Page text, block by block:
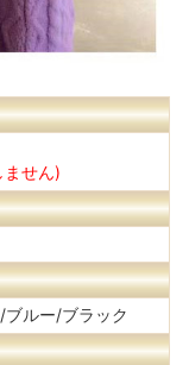
せん)
ルー/ブラック